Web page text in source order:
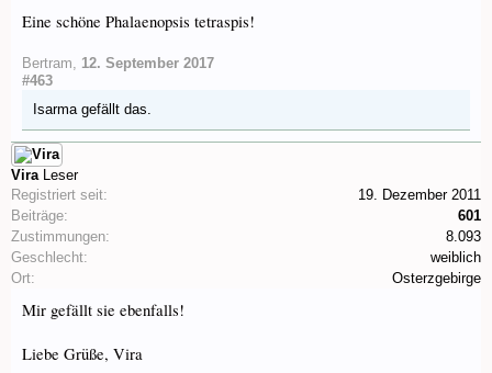
Eine schöne Phalaenopsis tetraspis!
Bertram, 12. September 2017
#463
Isarmagefällt das.
Vira Leser
Registriert seit:
19. Dezember 2011
Beiträge:
601
Zustimmungen:
8.093
Geschlecht:
weiblich
Ort:
Osterzgebirge
Mir gefällt sie ebenfalls!
Liebe Grüße, Vira